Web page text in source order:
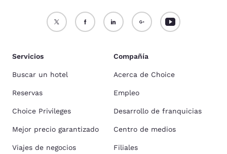
Servicios
Buscar un hotel
Reservas
Choice Privileges
Mejor precio garantizado
Viajes de negocios
Compañía
Acerca de Choice
Empleo
Desarrollo de franquicias
Centro de medios
Filiales